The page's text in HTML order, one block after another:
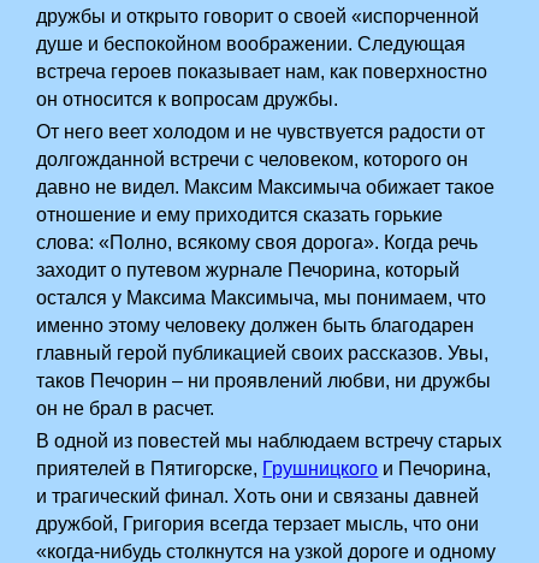
дружбы и открыто говорит о своей «испорченной
душе и беспокойном воображении. Следующая
встреча героев показывает нам, как поверхностно
он относится к вопросам дружбы.
От него веет холодом и не чувствуется радости от
долгожданной встречи с человеком, которого он
давно не видел. Максим Максимыча обижает такое
отношение и ему приходится сказать горькие
слова: «Полно, всякому своя дорога». Когда речь
заходит о путевом журнале Печорина, который
остался у Максима Максимыча, мы понимаем, что
именно этому человеку должен быть благодарен
главный герой публикацией своих рассказов. Увы,
таков Печорин – ни проявлений любви, ни дружбы
он не брал в расчет.
В одной из повестей мы наблюдаем встречу старых
приятелей в Пятигорске, Грушницкого и Печорина,
и трагический финал. Хоть они и связаны давней
дружбой, Григория всегда терзает мысль, что они
«когда-нибудь столкнутся на узкой дороге и одному